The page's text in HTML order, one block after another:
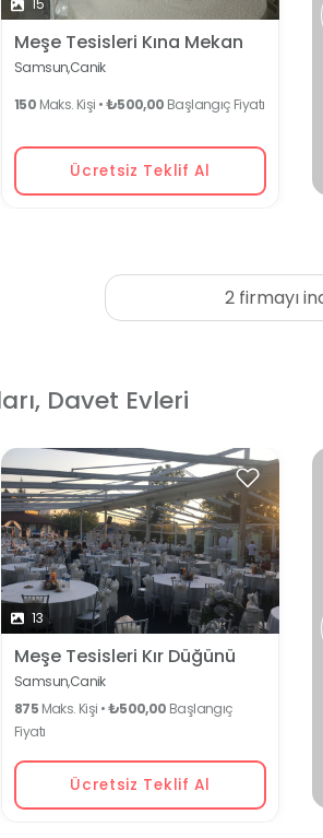
15
Meşe Tesisleri Kına Mekan
Samsun,Canik
150 Maks. Kişi •₺500,00 Başlangıç Fiyatı
Ücretsiz Teklif Al
2 firmayı
Davet Evleri
13
Meşe Tesisleri Kır Düğünü
Samsun,Canik
875 Maks. Kişi •₺500,00 Başlangıç
Fiyatı
Ücretsiz Teklif Al